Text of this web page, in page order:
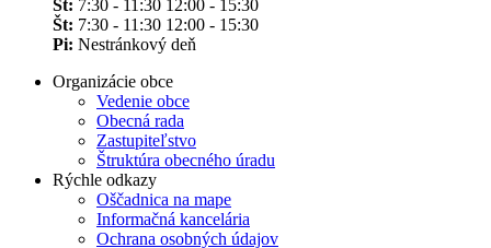
St: 7:30 - 11:30 12:00 - 15:30
Št: 7:30 - 11:30 12:00 - 15:30
Pi: Nestránkový deň
Organizácie obce
Vedenie obce
Obecná rada
Zastupiteľstvo
Štruktúra obecného úradu
Rýchle odkazy
Oščadnica na mape
Informačná kancelária
Ochrana osobných údajov